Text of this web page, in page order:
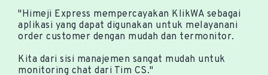
"Himeji Express mempercayakan KlikWA sebagai
aplikasi yang dapat digunakan untuk melayanani
order customer dengan mudah dan termonitor.
Kita dari sisi manajemen sangat mudah untuk
monitoring chat dari Tim CS."